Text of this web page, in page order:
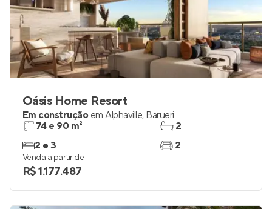
Oásis Home Resort
Em construção em Alphaville, Barueri
74 e 90 m²
2 e 3
2
2
Venda a partir de
R$ 1.177.487